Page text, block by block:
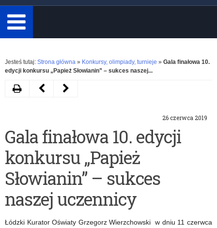
minimum
3
znaki.
Rozwiń
Jesteś tutaj: Strona główna » Konkursy, olimpiady, turnieje » Gala finałowa 10.
edycji konkursu „Papież Słowianin” – sukces naszej...
26 czerwca 2019
Gala finałowa 10. edycji
konkursu „Papież
Słowianin” – sukces
naszej uczennicy
Łódzki Kurator Oświaty Grzegorz Wierzchowski w dniu 11 czerwca
DrukujNastępny
,,Fizyczne
Ścieżki”
oraz
program
,,Detektory
dla
Poprzedni
konkurs
plastyczny
cyklu
„Ja
–